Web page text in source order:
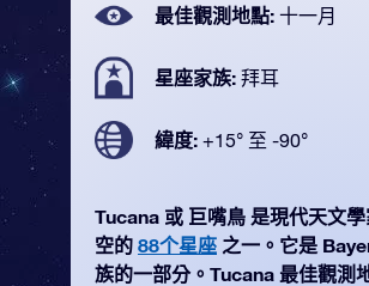
最佳觀測地點: 十一月
星座家族: 拜耳
緯度: +15° 至 -90°
Tucana 或 巨嘴鳥 是現代天文
空的 88个星座 之一。它是
族的一部分。Tucana 最佳觀測